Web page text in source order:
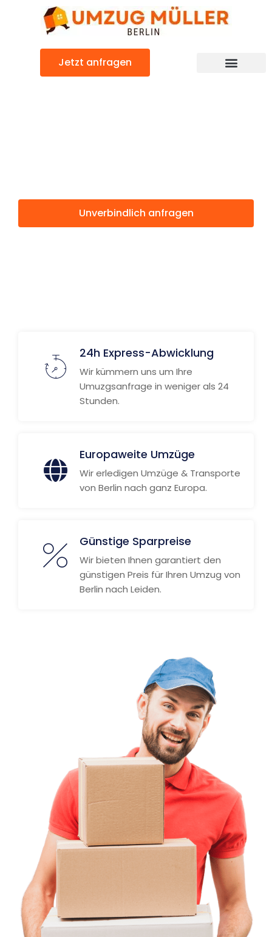
Jetzt anfragen
Unverbindlich anfragen
24h Express-Abwicklung
Wir kümmern uns um Ihre
Umuzgsanfrage in weniger als 24
Stunden.
Europaweite Umzüge
Wir erledigen Umzüge & Transporte
von Berlin nach ganz Europa.
Günstige Sparpreise
Wir bieten Ihnen garantiert den
günstigen Preis für Ihren Umzug von
Berlin nach Leiden.